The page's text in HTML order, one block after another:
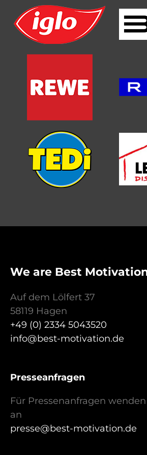
We are Best
Auf dem Lölfert 37
58119 Hagen
+49 (0) 2334 5043520
info@best-motivation.de
Presseanfragen
Für Pressenanfragen
an
presse@best-motivation.de